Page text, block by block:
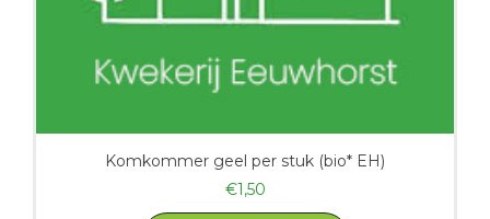
Komkommer geel per stuk (bio* EH)
€1,50